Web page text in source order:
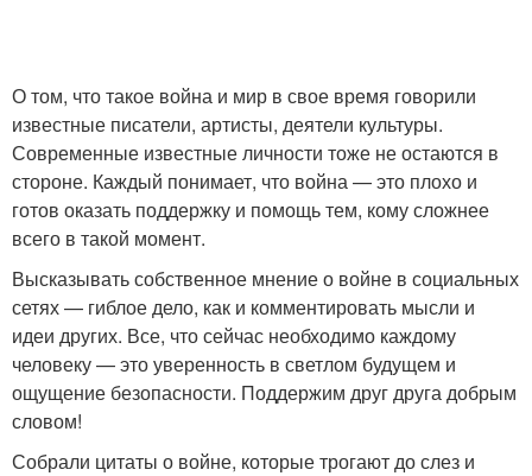
О том, что такое война и мир в свое время говорили
известные писатели, артисты, деятели культуры.
Современные известные личности тоже не остаются в
стороне. Каждый понимает, что война — это плохо и
готов оказать поддержку и помощь тем, кому сложнее
всего в такой момент.
Высказывать собственное мнение о войне в социальных
сетях — гиблое дело, как и комментировать мысли и
идеи других. Все, что сейчас необходимо каждому
человеку — это уверенность в светлом будущем и
ощущение безопасности. Поддержим друг друга добрым
словом!
Собрали цитаты о войне, которые трогают до слез и